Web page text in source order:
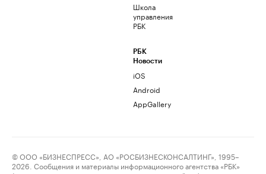
Школа
управления
РБК
РБК
Новости
iOS
Android
AppGallery
© ООО «БИЗНЕСПРЕСС», АО «РОСБИЗНЕСКОНСАЛТИНГ», 1995–
2026. Сообщения и материалы информационного агентства «РБК»